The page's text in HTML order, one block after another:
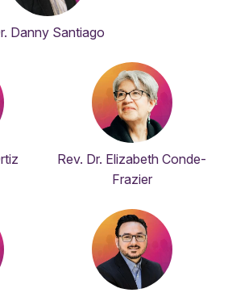
Danny Santiago
Rev. Dr. Elizabeth Conde-
Frazier